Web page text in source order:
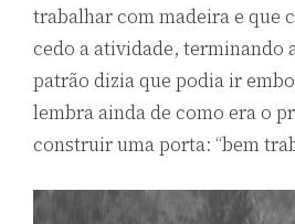
trabalhar com madeira e que
cedo a atividade, terminando
patrão dizia que podia ir
lembra ainda de como era o
construir umaporta: “bem